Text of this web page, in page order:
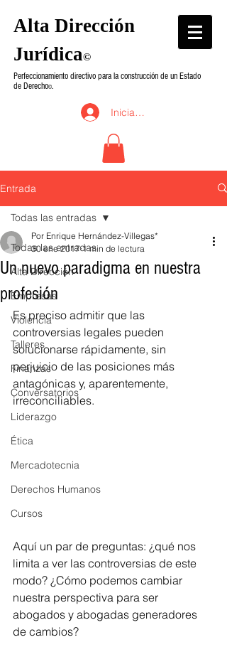
Alta Dirección
Jurídica©
Perfeccionamiento directivo para la construcción de un Estado
de Derecho©.
Iniciar sesión
Entrada
Todas las entradas
Alta Dirección
Empresas
Violencia
Talleres
Finanzas
Conversatorios
Liderazgo
Ética
Mercadotecnia
Derechos Humanos
Cursos
Todas las entradas
Un nuevo paradigma en nuestra
profesión
Por Enrique Hernández-Villegas*
30 ene 2017 1 min de lectura
Es preciso admitir que las
controversias legales pueden
solucionarse rápidamente, sin
perjuicio de las posiciones más
antagónicas y, aparentemente,
irreconciliables.
Aquí un par de preguntas: ¿qué nos
limita a ver las controversias de este
modo? ¿Cómo podemos cambiar
nuestra perspectiva para ser
abogados y abogadas generadores
de cambios?